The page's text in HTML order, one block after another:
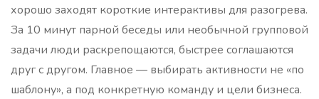
хорошо заходят короткие интерактивы для разогрева.
За 10 минут парной беседы или необычной групповой
задачи люди раскрепощаются, быстрее соглашаются
друг с другом. Главное — выбирать активности не «по
шаблону», а под конкретную команду и цели бизнеса.